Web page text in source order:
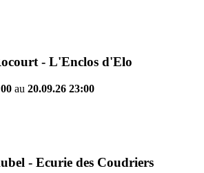
- L'Enclos d'Elo
au 20.09.26 23:00
- Ecurie des Coudriers